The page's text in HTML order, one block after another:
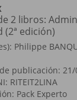
2 libros:
(2ª edición)
Philippe
publicación: 21/
RITEIT2LINA
Pack Experto